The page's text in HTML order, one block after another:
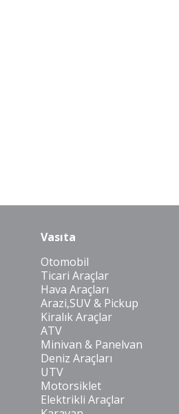
Vasıta
Otomobil
Ticari Araçlar
Hava Araçları
Arazi,SUV & Pickup
Kiralık Araçlar
ATV
Minivan & Panelvan
Deniz Araçları
UTV
Motorsiklet
Elektrikli Araçlar